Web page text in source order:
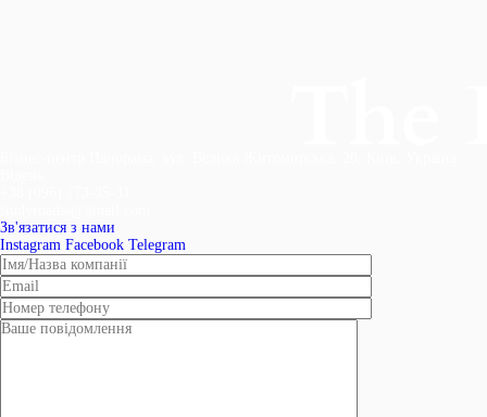
Зв'язатися з нами
Instagram Facebook Telegram